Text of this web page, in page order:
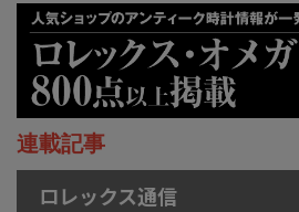
連載記事
ロレックス通信